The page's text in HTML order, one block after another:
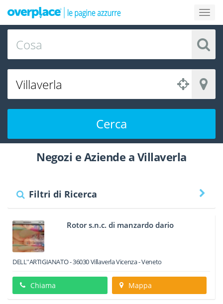
Cerca
Negozi e Aziende a Villaverla
Filtri di Ricerca
Rotor s.n.c. di manzardo dario
DELL''ARTIGIANATO-36030VillaverlaVicenza -Veneto
Chiama Mappa